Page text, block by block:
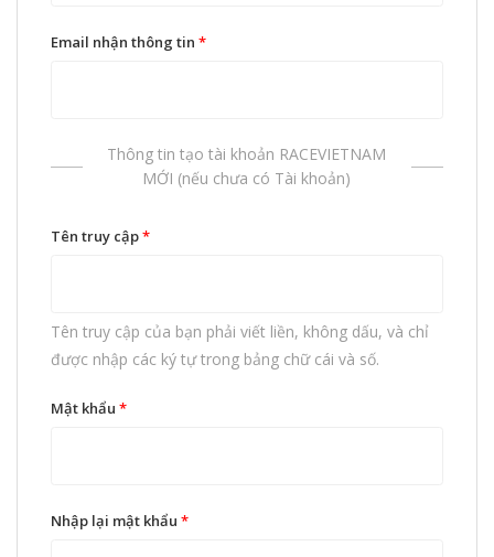
Email nhận thông tin *
Thông tin tạo tài khoản RACEVIETNAM
MỚI (nếu chưa có Tài khoản)
Tên truy cập*
Tên truy cập của bạn phải viết liền, không dấu, và chỉ
được nhập các ký tự trong bảng chữ cái và số.
Mật khẩu *
Nhập lại mật khẩu *